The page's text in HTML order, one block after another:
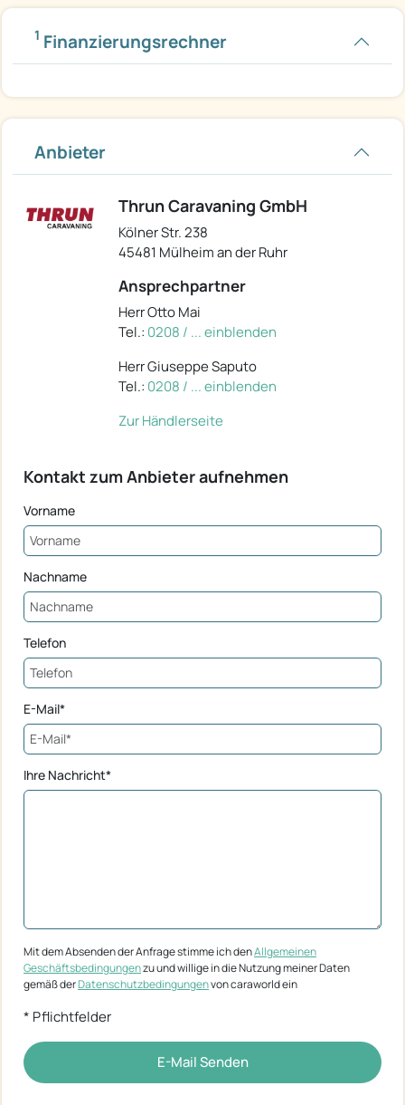
1 Finanzierungsrechner
Anbieter
Thrun Caravaning GmbH
Kölner Str. 238
45481 Mülheim an der Ruhr
Ansprechpartner
Herr Otto Mai
Tel.: 0208 / ... einblenden
Herr Giuseppe Saputo
Tel.: 0208 / ... einblenden
Zur Händlerseite
Kontakt zum Anbieter aufnehmen
Vorname
Nachname
Telefon
E-Mail*
Ihre Nachricht*
Mit dem Absenden der Anfrage stimme ich denAllgemeinen
Geschäftsbedingungenzu und willige in die Nutzung meiner Daten
gemäß derDatenschutzbedingungenvon caraworld ein
* Pflichtfelder
E-Mail Senden